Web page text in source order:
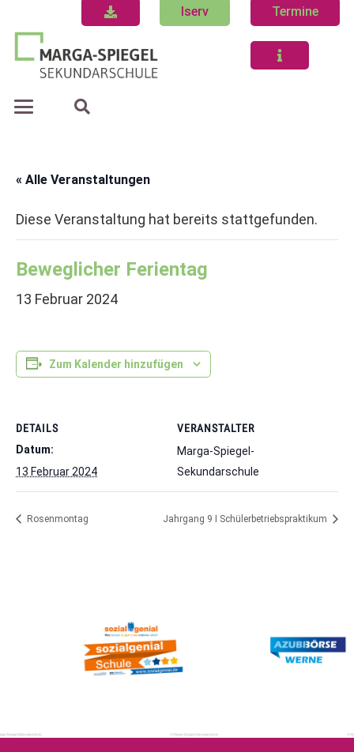
Iserv Termine
« Alle Veranstaltungen
Diese Veranstaltung hat bereits stattgefunden.
Beweglicher Ferientag
13 Februar 2024
Zum Kalender hinzufügen
DETAILS
Datum:
13 Februar 2024
VERANSTALTER
Marga-Spiegel-
Sekundarschule
Rosenmontag Jahrgang 9 I Schülerbetriebspraktikum